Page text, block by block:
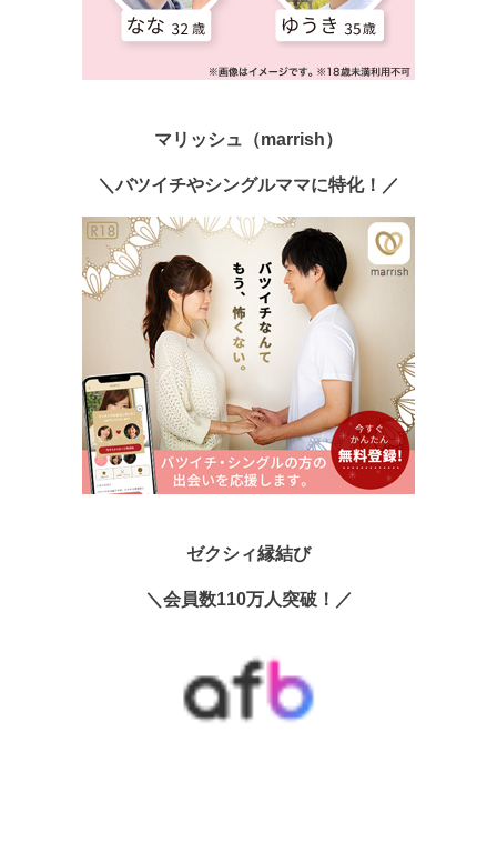
マリッシュ（marrish）
＼バツイチやシングルママに特化！／
ゼクシィ縁結び
＼会員数110万人突破！／